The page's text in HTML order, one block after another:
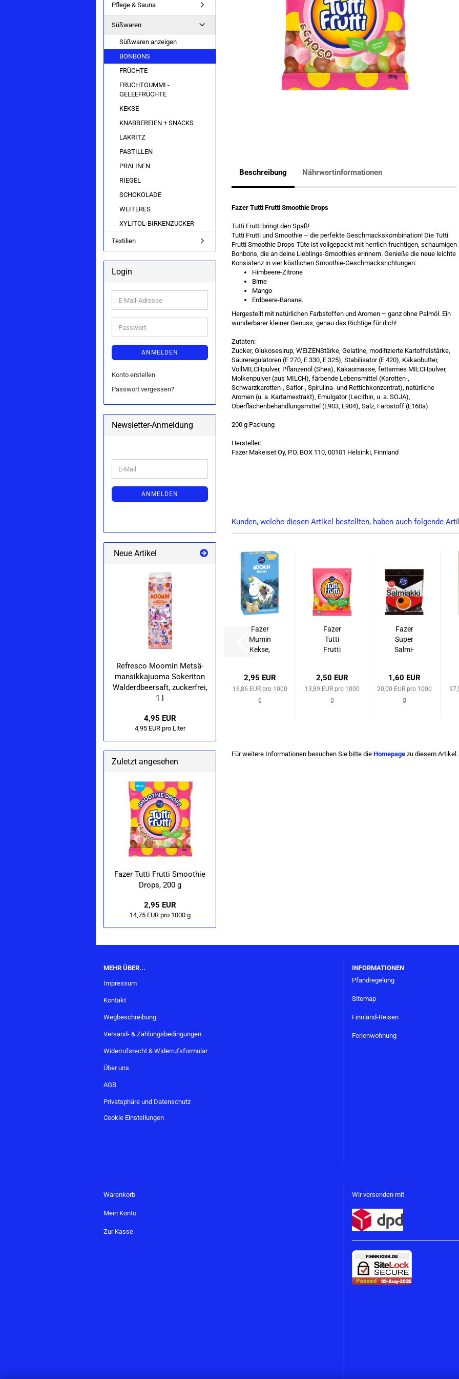
XYLITOL-BIRKENZUCKER
Beschreibung Nährwertinformationen
Fazer Tutti Frutti Smoothie Drops
Tutti Frutti bringt den Spaß!
Tutti Frutti und Smoothie – die perfekte Geschmackskombination! Die Tutti
Frutti Smoothie Drops-Tüte ist vollgepackt mit herrlich fruchtigen, schaumigen
Bonbons, die an deine Lieblings-Smoothies erinnern. Genieße die neue leichte
Konsistenz in vier köstlichen Smoothie-Geschmacksrichtungen:
Himbeere-Zitrone
Birne
Mango
Erdbeere-Banane.
Hergestellt mit natürlichen Farbstoffen und Aromen – ganz ohne Palmöl. Ein
wunderbarer kleiner Genuss, genau das Richtige für dich!
Zutaten:
Zucker, Glukosesirup, WEIZENStärke, Gelatine, modifizierte Kartoffelstärke,
Säureregulatoren (E 270, E 330, E 325), Stabilisator (E 420), Kakaobutter,
VollMILCHpulver, Pflanzenöl (Shea), Kakaomasse, fettarmes MILCHpulver,
Molkenpulver (aus MILCH), färbende Lebensmittel (Karotten-,
Schwarzkarotten-, Saflor-, Spirulina- und Rettichkonzentrat), natürliche
Aromen (u. a. Kartamextrakt), Emulgator (Lecithin, u. a. SOJA),
Oberflächenbehandlungsmittel (E903, E904), Salz, Farbstoff (E160a).
200 g Packung
​​Hersteller:
​Fazer Makeiset Oy, P.O. BOX 110, 00101 Helsinki, Finnland
Kunden, welche diesen Artikel bestellten, haben auch folgende
Fazer
Mumin
Kekse,
2,95 EUR
16,86 EUR pro 1000
g
Fazer
Tutti
Frut­ti
gum­mi,
180 g
2,50 EUR
13,89 EUR pro 1000
g
Fazer
Super
Sal­mi­
g
1,60 EUR
20,00 EUR pro 1000
g
Für weitere Informationen besuchen Sie bitte die Homepage zu diesem Artikel.
Pflege & Sauna
Süßwaren
Süßwaren anzeigen
BONBONS
FRÜCHTE
FRUCHTGUMMI -
GELEEFRÜCHTE
KEKSE
KNABBEREIEN + SNACKS
LAKRITZ
PASTILLEN
PRALINEN
RIEGEL
SCHOKOLADE
WEITERES
XYLITOL-BIRKENZUCKER
Textilien
Login
E-
Mail-
Adresse
Passwort
ANMELDEN
Konto erstellen
Passwort vergessen?
Newsletter-Anmeldung
ZUR
ANMELDUNG
E-
Mail
ANMELDEN
Neue Artikel
Re­fres­co Moo­min Metsä­
ma­n­sik­ka­juo­ma So­ke­ri­ton
Wald­erd­beer­saft, zu­cker­frei,
1 l
4,95 EUR
4,95 EUR pro Liter
Zuletzt angesehen
Fazer Tutti Frut­ti Smoo­t­hie
Drops, 200 g
2,95 EUR
14,75 EUR pro 1000 g
MEHR ÜBER...
Impressum
Kontakt
Wegbeschreibung
Versand- & Zahlungsbedingungen
Widerrufsrecht & Widerrufsformular
Über uns
AGB
Privatsphäre und Datenschutz
Cookie Einstellungen
INFORMATIONEN
Pfandregelung
Sitemap
Finnland-Reisen
Ferienwohnung
Warenkorb
Mein Konto
Zur Kasse
Wir versenden mit